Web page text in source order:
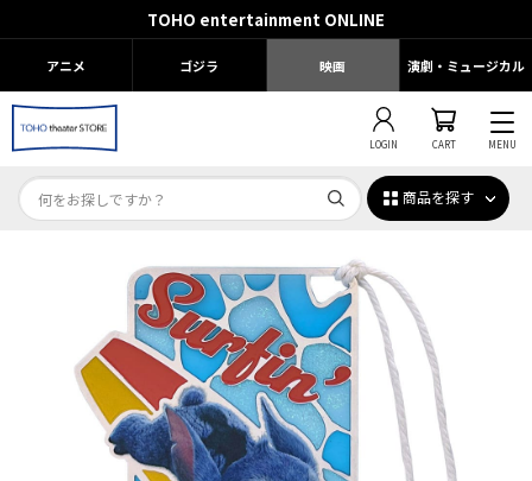
TOHO entertainment ONLINE
アニメ ゴジラ 映画 演劇・ミュージカル
LOGIN CART MENU
商品を探す